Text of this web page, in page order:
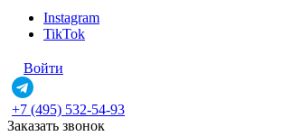
Instagram
TikTok
Войти
+7 (495) 532-54-93
Заказать звонок